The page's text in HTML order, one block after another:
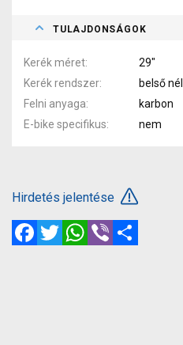
TULAJDONSÁGOK
Kerék méret
29"
Kerék rendszer
belső
Felni anyaga
karbon
E-bike specifikus
nem
Hirdetés jelentése
FacebookTwitterWhatsApp
Viber